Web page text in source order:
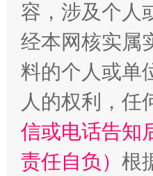
容，涉及个人
经本网核实属
料的个人或单
人的权利，任
信或电话告知
责任自负） 根